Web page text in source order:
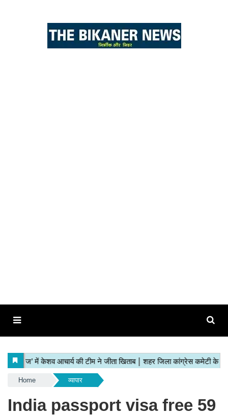
Home व्यापार
India passport visa free 59